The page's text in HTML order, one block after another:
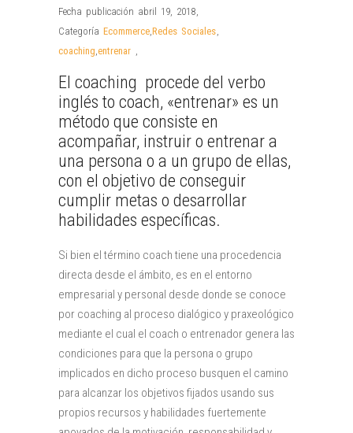
Fecha publicación abril 19, 2018,
Categoría Ecommerce,Redes Sociales,
coaching,entrenar ,
El coaching procede del verbo
inglés to coach, «entrenar» es un
método que consiste en
acompañar, instruir o entrenar a
una persona o a un grupo de ellas,
con el objetivo de conseguir
cumplir metas o desarrollar
habilidades específicas.
Si bien el término coach tiene una procedencia
directa desde el ámbito, es en el entorno
empresarial y personal desde donde se conoce
por coaching al proceso dialógico y praxeológico
mediante el cual el coach o entrenador genera las
condiciones para que la persona o grupo
implicados en dicho proceso busquen el camino
para alcanzar los objetivos fijados usando sus
propios recursos y habilidades fuertemente